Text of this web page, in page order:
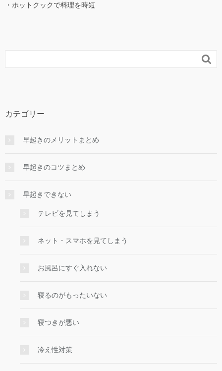
・ホットクックで料理を時短

カテゴリー
早起きのメリットまとめ
早起きのコツまとめ
早起きできない
テレビを見てしまう
ネット・スマホを見てしまう
お風呂にすぐ入れない
寝るのがもったいない
寝つきが悪い
冷え性対策